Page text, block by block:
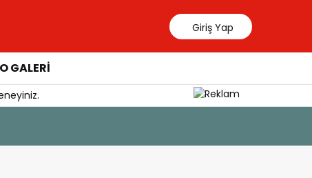
Giriş Yap
GALERİ